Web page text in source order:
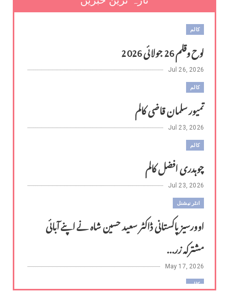
کالم
لوح وقلم 26 جولائی 2026
Jul 26, 2026
کالم
تمیور سلمان قاضی کالم
Jul 23, 2026
کالم
چوہدری افضل کالم
Jul 23, 2026
انٹر نیشنل
اوورسیز پاکستانی ڈاکٹر سعید حسین شاہ نے اپنے آبائی
مشترکہ زر...
May 17, 2026
کالم